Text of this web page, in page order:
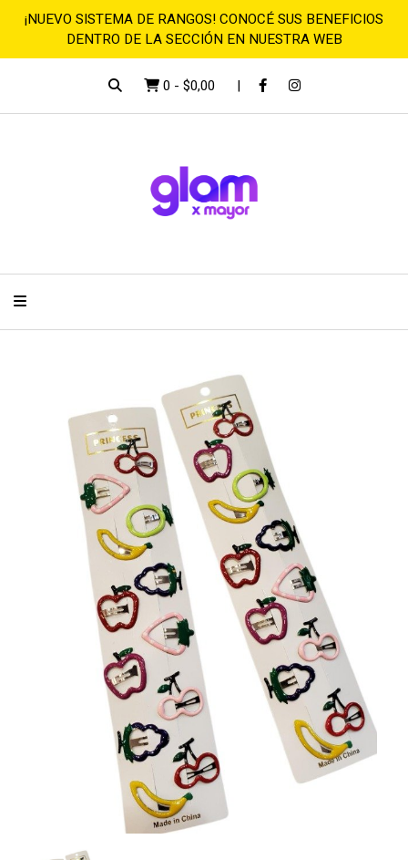
¡NUEVO SISTEMA DE RANGOS! CONOCÉ SUS BENEFICIOS
DENTRO DE LA SECCIÓN EN NUESTRA WEB
0 - $0,00